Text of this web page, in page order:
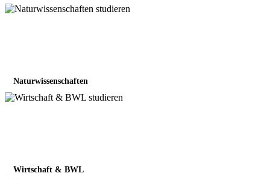
Naturwissenschaften
Wirtschaft & BWL